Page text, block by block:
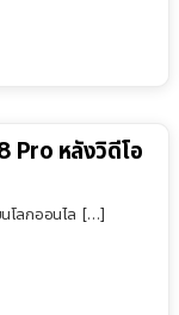
Pro หลังวิดีโอ
โลกออนไล […]